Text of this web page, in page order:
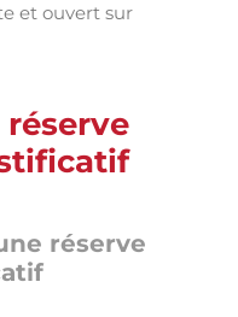
et ouvert sur
réserve